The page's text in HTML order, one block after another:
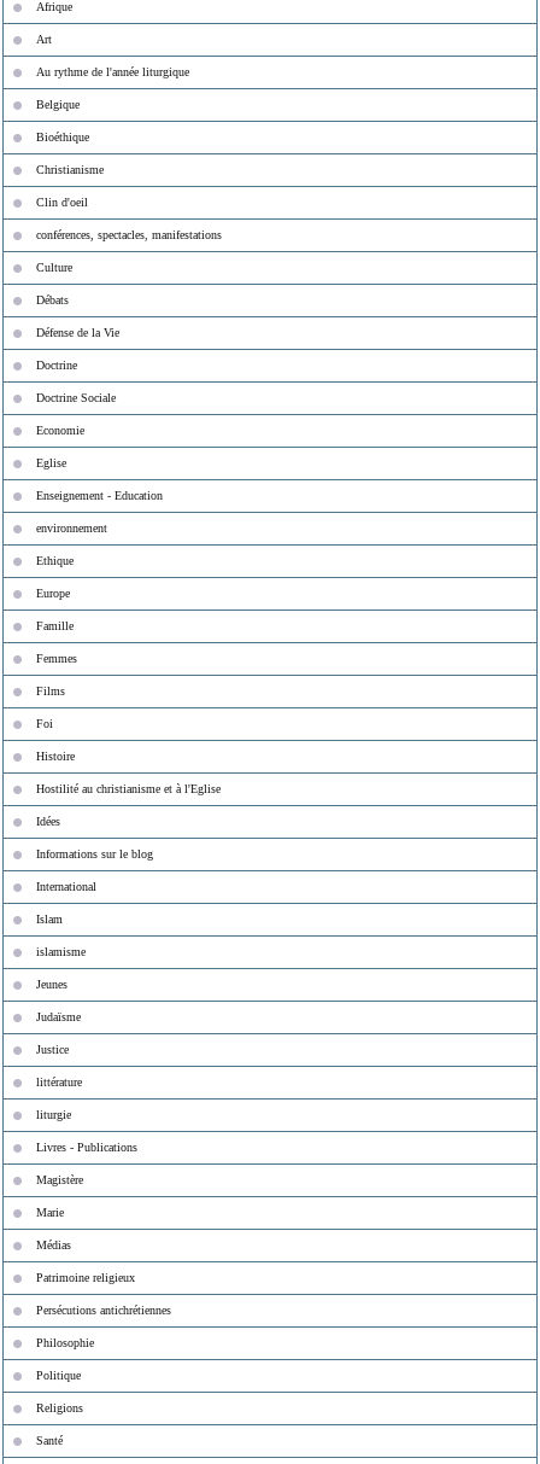
Afrique
Art
Au rythme de l'année liturgique
Belgique
Bioéthique
Christianisme
Clin d'oeil
conférences, spectacles, manifestations
Culture
Débats
Défense de la Vie
Doctrine
Doctrine Sociale
Economie
Eglise
Enseignement - Education
environnement
Ethique
Europe
Famille
Femmes
Films
Foi
Histoire
Hostilité au christianisme et à l'Eglise
Idées
Informations sur le blog
International
Islam
islamisme
Jeunes
Judaïsme
Justice
littérature
liturgie
Livres - Publications
Magistère
Marie
Médias
Patrimoine religieux
Persécutions antichrétiennes
Philosophie
Politique
Religions
Santé